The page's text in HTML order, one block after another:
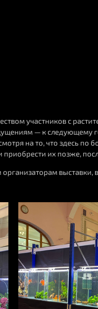
участников с
— к следующему
на то, что здесь
их позже,